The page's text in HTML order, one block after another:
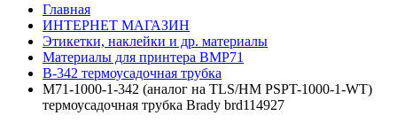
Главная
ИНТЕРНЕТ МАГАЗИН
Этикетки, наклейки и др. материалы
Материалы для принтера BMP71
B-342 термоусадочная трубка
M71-1000-1-342 (аналог на TLS/HM PSPT-1000-1-WT)
термоусадочная трубка Brady brd114927